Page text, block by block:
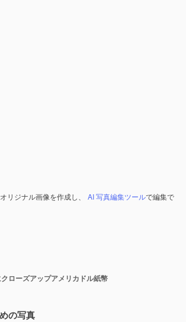
リジナル画像を作成し、 AI 写真編集ツールで編集で
クローズアップアメリカドル紙幣
の写真